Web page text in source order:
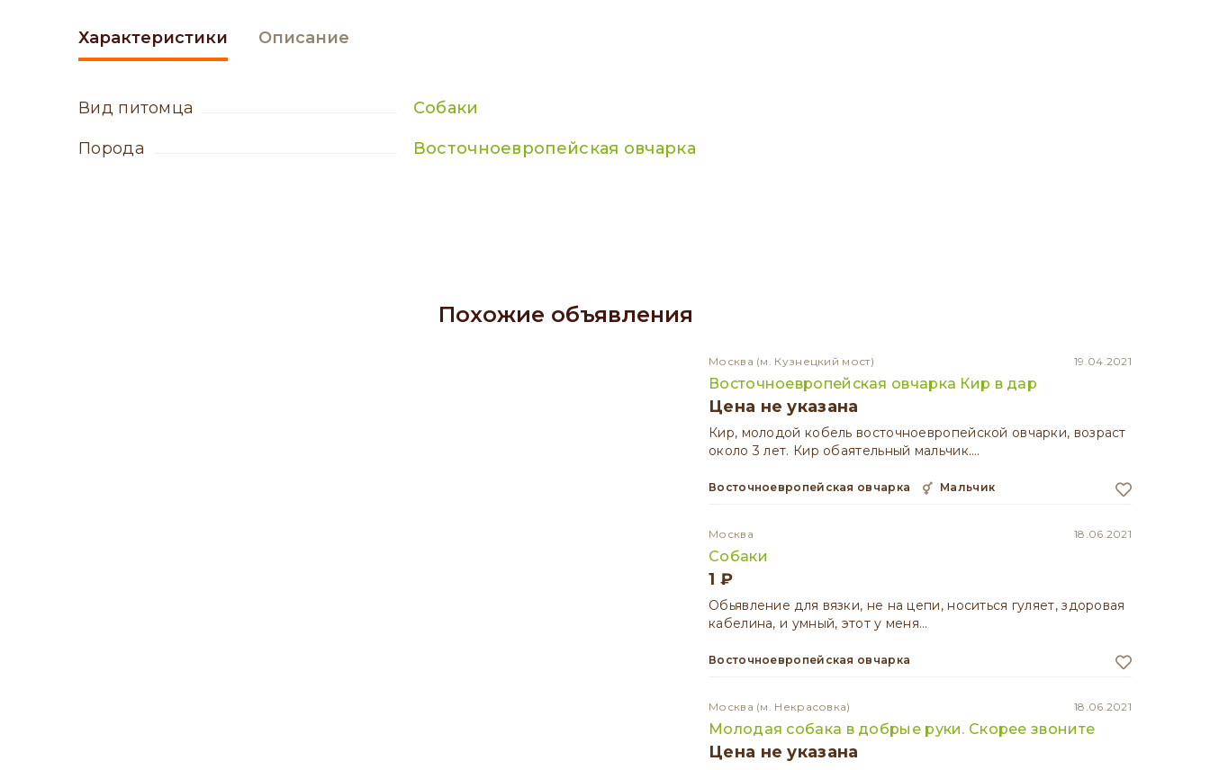
Характеристики
вид питомца Собаки
порода Восточноевропейская овчарка
Описание
Похожие объявления
Москва (м. Кузнецкий мост) 19.04.2021
Восточноевропейская овчарка Кир в дар
Цена не указана
Кир, молодой кобель восточноевропейской овчарки, возраст
около 3 лет. Кир обаятельный мальчик.…
Восточноевропейская овчарка мальчик
Москва 18.06.2021
Собаки
1 ₽
Обьявление для вязки, не на цепи, носиться гуляет, здоровая
кабелина, и умный, этот у меня…
Восточноевропейская овчарка
Москва (м. Некрасовка) 18.06.2021
Молодая собака в добрые руки. Скорее звоните
Цена не указана